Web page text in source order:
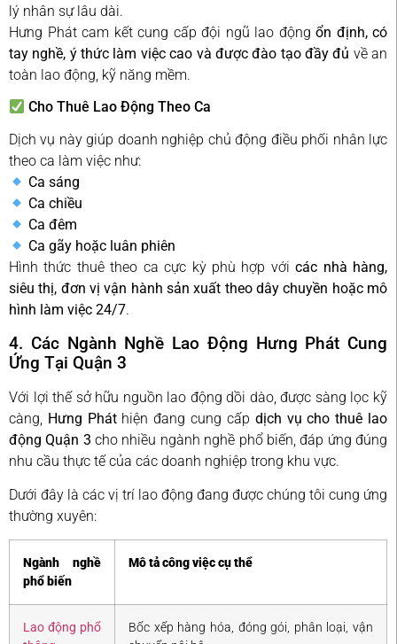
lý nhân sự lâu dài.
Hưng Phát cam kết cung cấp đội ngũ lao động ổn định, có
tay nghề, ý thức làm việc cao và được đào tạo đầy đủ về an
toàn lao động, kỹ năng mềm.
Cho Thuê Lao Động Theo Ca
Dịch vụ này giúp doanh nghiệp chủ động điều phối nhân lực
theo ca làm việc như:
Ca sáng
Ca chiều
Ca đêm
Ca gãy hoặc luân phiên
Hình thức thuê theo ca cực kỳ phù hợp vớicác nhà hàng,
siêu thị, đơn vị vận hành sản xuất theo dây chuyền hoặc mô
hình làm việc 24/7.
4. Các Ngành Nghề Lao Động Hưng Phát Cung
Ứng Tại Quận 3
Với lợi thế sở hữu nguồn lao động dồi dào, được sàng lọc kỹ
càng, Hưng Pháthiện đang cung cấp dịch vụ cho thuê lao
động Quận 3 cho nhiều ngành nghề phổ biến, đáp ứng đúng
nhu cầu thực tế của các doanh nghiệp trong khu vực.
Dưới đây là các vị trí lao động đang được chúng tôi cung ứng
thường xuyên:
Ngành nghề
phổ biến
Mô tả công việc cụ thể
Lao động phổ
Bốc xếp hàng hóa, đóng gói, phân loại, vận